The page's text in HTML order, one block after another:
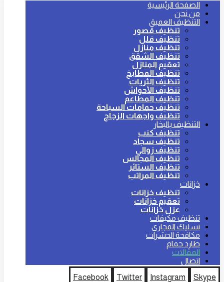
الصفحة الرئيسية
من نحن
التنظيف العميق
تنظيف قصور
تنظيف فلل
تنظيف منازل
تنظيف الشقق
تعقيم المنازل
تنظيف المطابخ
تنظيف الثريات
تنظيف الأحواش
تنظيف المطاعم
تنظيف حمامات السباحة
تنظيف واجهات الزجاج
التنظيف بالبخار
تنظيف كنب
تنظيف سجاد
تنظيف زوالي
تنظيف المجالس
تنظيف الستائر
تنظيف المراتب
خزانات
تنظيف خزانات
تعقيم خزانات
عزل خزانات
تنظيف مكيفات
تسليك المجاري
مكافحة الحشرات
طارد حمام
المقالات
اتصال
Facebook
Twitter Instagram
Skype